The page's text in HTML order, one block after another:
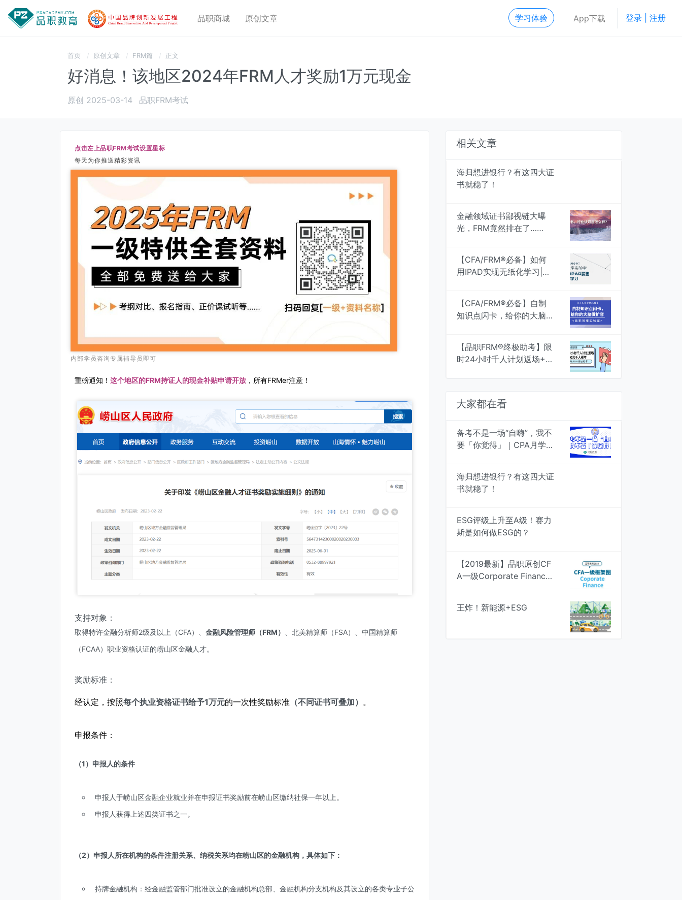
品职商城 原创文章 学习体验 App下载 登录 | 注册
首页 原创文章 FRM篇 正文
好消息！该地区2024年FRM人才奖励1万元现金
原创 2025-03-14 品职FRM考试
点击左上品职FRM考试设置星标
每天为你推送精彩资讯
内部学员咨询专属辅导员即可
重磅通知！ 这个地区的FRM持证人的现金补贴申请开放 ，所有FRMer注意！
支持对象：
取得特许金融分析师2级及以上（CFA）、 金融风险管理师（FRM）
、北美精算师（FSA）、中国精算师
（FCAA）职业资格认证的崂山区金融人才。
奖励标准：
经认定，按照每个执业资格证书给予1万元的一次性奖励标准 （不同证书可叠加） 。
申报条件：
（1）申报人的条件
申报人于崂山区金融企业就业并在申报证书奖励前在崂山区缴纳社保一年以上。
申报人获得上述四类证书之一。
（2）申报人所在机构的条件注册关系、纳税关系均在崂山区的金融机构，具体如下：
持牌金融机构：经金融监管部门批准设立的金融机构总部、金融机构分支机构及其设立的各类专业子公
相关文章
海归想进银行？有这四大证
书就稳了！
金融领域证书鄙视链大曝
光，FRM竟然排在了……
【CFA/FRM®必备】如何
用IPAD实现无纸化学习|品
【CFA/FRM®必备】自制
知识点闪卡，给你的大脑做
【品职FRM®终极助考】限
时24小时千人计划返场+0
大家都在看
备考不是一场“自嗨”，我不
要「你觉得」｜CPA月学月
海归想进银行？有这四大证
书就稳了！
ESG评级上升至A级！赛力
斯是如何做ESG的？
【2019最新】品职原创CF
A一级Corporate Finance
王炸！新能源+ESG